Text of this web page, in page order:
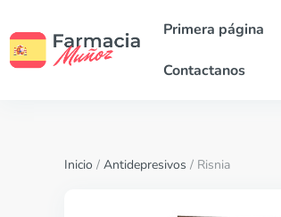
Primera página
Contactanos
Inicio / Antidepresivos / Risnia